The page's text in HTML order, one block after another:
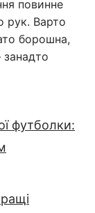
повинне
рук. Варто
борошна,
футболки: